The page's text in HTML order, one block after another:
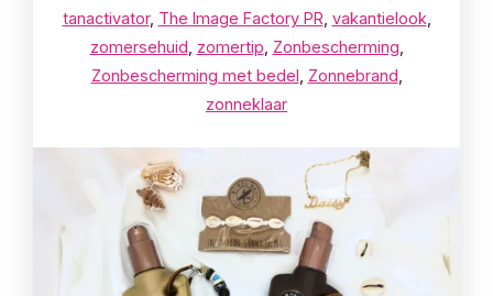
tanactivator, The Image Factory PR vakantielook
zomersehuid zomertip Zonbescherming
Zonbescherming met bedel Zonnebrand
zonneklaar